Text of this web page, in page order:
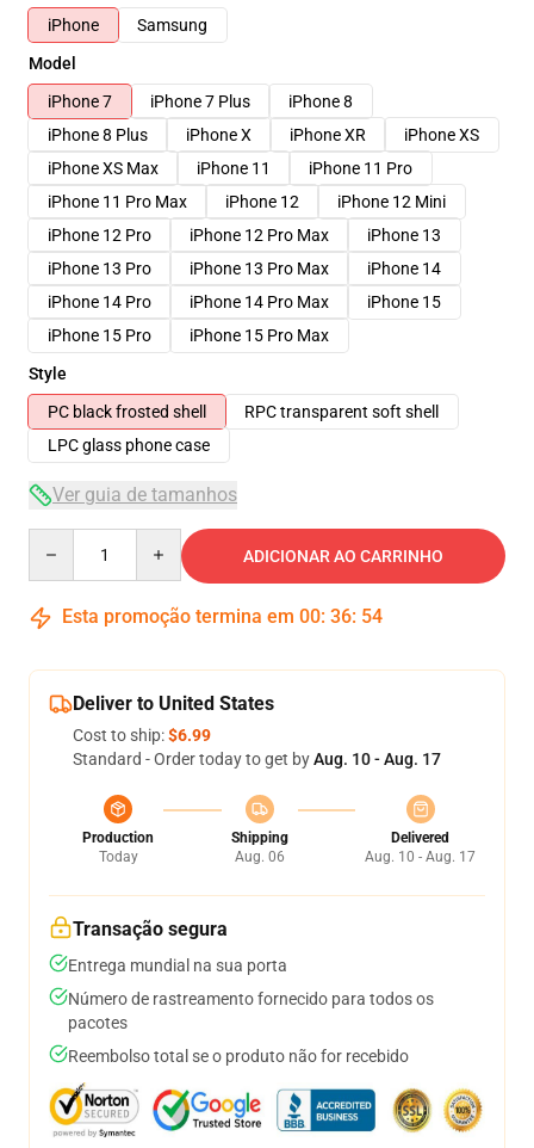
iPhone
Samsung
Model
iPhone 7
iPhone 7 Plus
iPhone 8
iPhone 8 Plus
iPhone X iPhone XR
iPhone XS
iPhone XS Max
iPhone 11
iPhone 11 Pro
iPhone 11 Pro Max
iPhone 12
iPhone 12 Mini
iPhone 12 Pro
iPhone 12 Pro Max
iPhone 13
iPhone 13 Pro
iPhone 13 Pro Max
iPhone 14
iPhone 14 Pro
iPhone 14 Pro Max
iPhone 15
iPhone 15 Pro
iPhone 15 Pro Max
Style
PC black frosted shell
RPC transparent soft shell
LPC glass phone case
Ver guia de tamanhos
ADICIONAR AO CARRINHO
Esta promoção termina em 00: 36: 53
Deliver to United States
Cost to ship:$6.99
Standard - Order today to get byAug. 10 - Aug. 17
Production
Today
Shipping
Aug. 06
Delivered
Aug. 10 - Aug. 17
Transação segura
Entrega mundial na sua porta
Número de rastreamento fornecido para todos os
pacotes
Reembolso total se o produto não for recebido